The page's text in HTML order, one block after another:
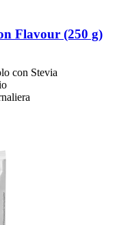
Flavour (250 g)
con Stevia